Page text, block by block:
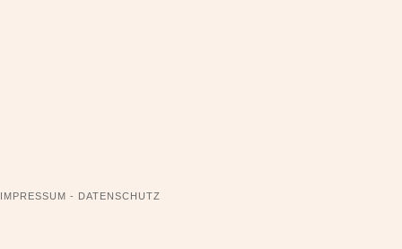
NAVIGATION
ÜBERSPRINGEN
IMPRESSUM - DATENSCHUTZ